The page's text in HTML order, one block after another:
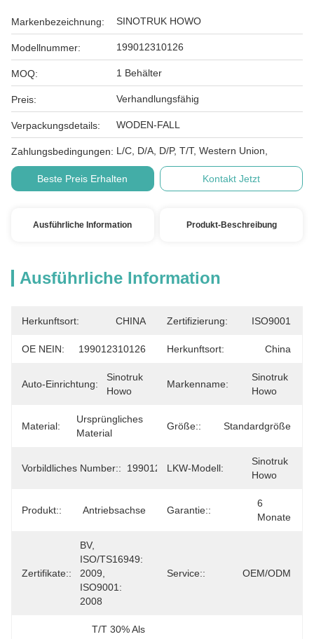
Markenbezeichnung: SINOTRUK HOWO
Modellnummer: 199012310126
MOQ: 1 Behälter
Preis: Verhandlungsfähig
Verpackungsdetails: WODEN-FALL
Zahlungsbedingungen: L/C, D/A, D/P, T/T, Western Union,
Beste Preis Erhalten Kontakt Jetzt
Ausführliche Information Produkt-Beschreibung
Ausführliche Information
Herkunftsort: CHINA Zertifizierung: ISO9001
OE NEIN: 199012310126 Herkunftsort: China
Auto-Einrichtung:
Sinotruk
Howo
Markenname:
Sinotruk
Howo
Material:
Ursprüngliches
Material
Größe:: Standardgröße
Vorbildliches Number:: 199012310126LKW-Modell:
Sinotruk
Howo
Produkt:: Antriebsachse Garantie::
6
Monate
Zertifikate::
BV,
ISO/TS16949:
2009,
ISO9001:
2008
Service:: OEM/ODM
T/T 30% Als